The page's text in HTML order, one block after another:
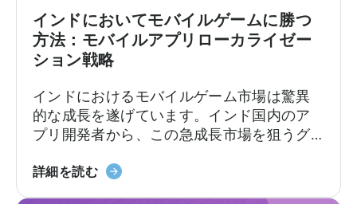
の
ビ
ジ
ス
モ
デ
ル」
実
績
あ
る
フ
レ
ー
ム
ワ
ー
インドにおいてモバイルゲームに勝つ
方法：モバイルアプリローカライゼー
ション戦略
インドにおけるモバイルゲーム市場は驚異
的な成長を遂げています。インド国内のア
プリ開発者から、この急成長市場を狙うグ
プリのローカライゼーションと消費者動向
詳細を読む「イ